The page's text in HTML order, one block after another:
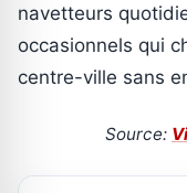
navetteurs
occasionnels qui
centre-ville sans
Source: